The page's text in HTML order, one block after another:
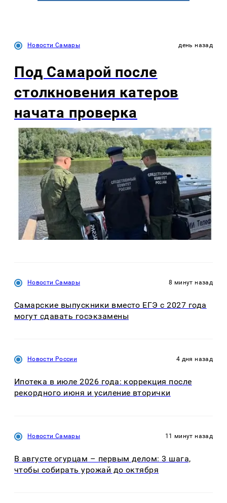
Новости Самары день назад
Под Самарой после
столкновения катеров
начата проверка
Новости Самары 8 минут назад
Самарские выпускники вместо ЕГЭ с 2027 года
могут сдавать госэкзамены
Новости России 4 дня назад
Ипотека в июле 2026 года: коррекция после
рекордного июня и усиление вторички
Новости Самары 11 минут назад
В августе огурцам – первым делом: 3 шага,
чтобы собирать урожай до октября